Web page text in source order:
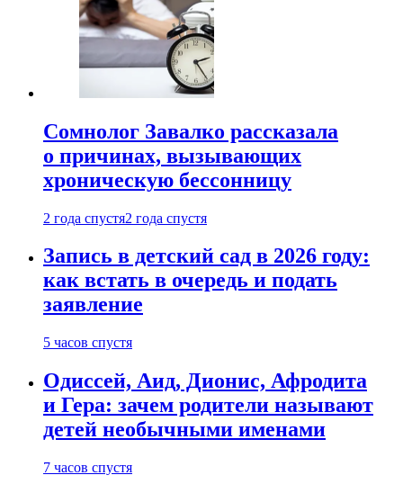
Сомнолог Завалко рассказала
о причинах, вызывающих
хроническую бессонницу
2 года спустя2 года спустя
Запись в детский сад в 2026 году:
как встать в очередь и подать
заявление
5 часов спустя
Одиссей, Аид, Дионис, Афродита
и Гера: зачем родители называют
детей необычными именами
7 часов спустя